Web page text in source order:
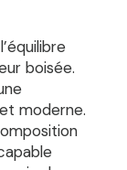
boisée.
moderne.